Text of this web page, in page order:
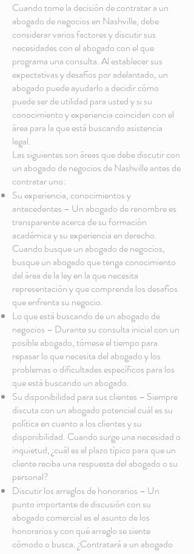
Cuando tome la decisión de contratar a un
abogado de negocios en Nashville, debe
considerar varios factores y discutir sus
necesidades con el abogado con el que
programa una consulta. Al establecer sus
expectativas y desafíos por adelantado, un
abogado puede ayudarlo a decidir cómo
puede ser de utilidad para usted y si su
conocimiento y experiencia coinciden con el
área para la que está buscando asistencia
legal.
Las siguientes son áreas que debe discutir con
un abogado de negocios de Nashville antes de
contratar uno:
Su experiencia, conocimientos y
antecedentes – Un abogado de renombre es
transparente acerca de su formación
académica y su experiencia en derecho.
Cuando busque un abogado de negocios,
busque un abogado que tenga conocimiento
del área de la ley en la que necesita
representación y que comprenda los desafíos
que enfrenta su negocio.
Lo que está buscando de un abogado de
negocios – Durante su consulta inicial con un
posible abogado, tómese el tiempo para
repasar lo que necesita del abogado y los
problemas o dificultades específicos para los
que está buscando un abogado.
Su disponibilidad para sus clientes – Siempre
discuta con un abogado potencial cuál es su
política en cuanto a los clientes y su
disponibilidad. Cuando surge una necesidad o
inquietud, ¿cuál es el plazo típico para que un
cliente reciba una respuesta del abogado o su
personal?
Discutir los arreglos de honorarios – Un
punto importante de discusión con su
abogado comercial es el asunto de los
honorarios y con qué arreglo se siente
cómodo o busca. ¿Contratará a un abogado